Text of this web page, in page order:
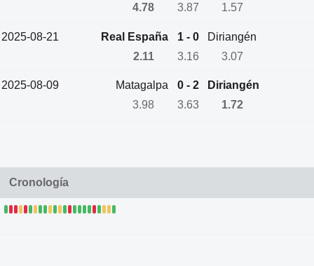
4.78
3.87 1.57
2025-08-21 Real España 1 - 0
Diriangén
2.11
3.16 3.07
2025-08-09 Matagalpa 0 - 2
Diriangén
3.98
3.63 1.72
Cronología